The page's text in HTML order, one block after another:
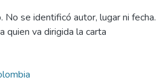
se identificó autor, lugar ni fecha.
quien va dirigida la carta